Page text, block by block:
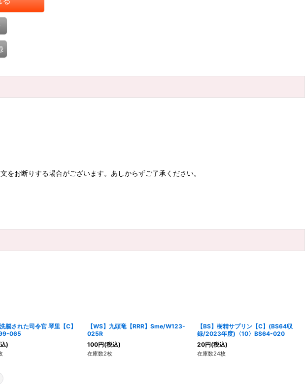
お断りする場合がございます。あしからずご了承ください。
脳された司令官 琴里【C】
065
)
【WS】九頭竜【RRR】Sme/W123-
025R
100円(税込)
在庫数2枚
【BS】樹精サプリン【C】(BS64収
録/2023年度)〈10〉BS64-020
20円(税込)
在庫数24枚